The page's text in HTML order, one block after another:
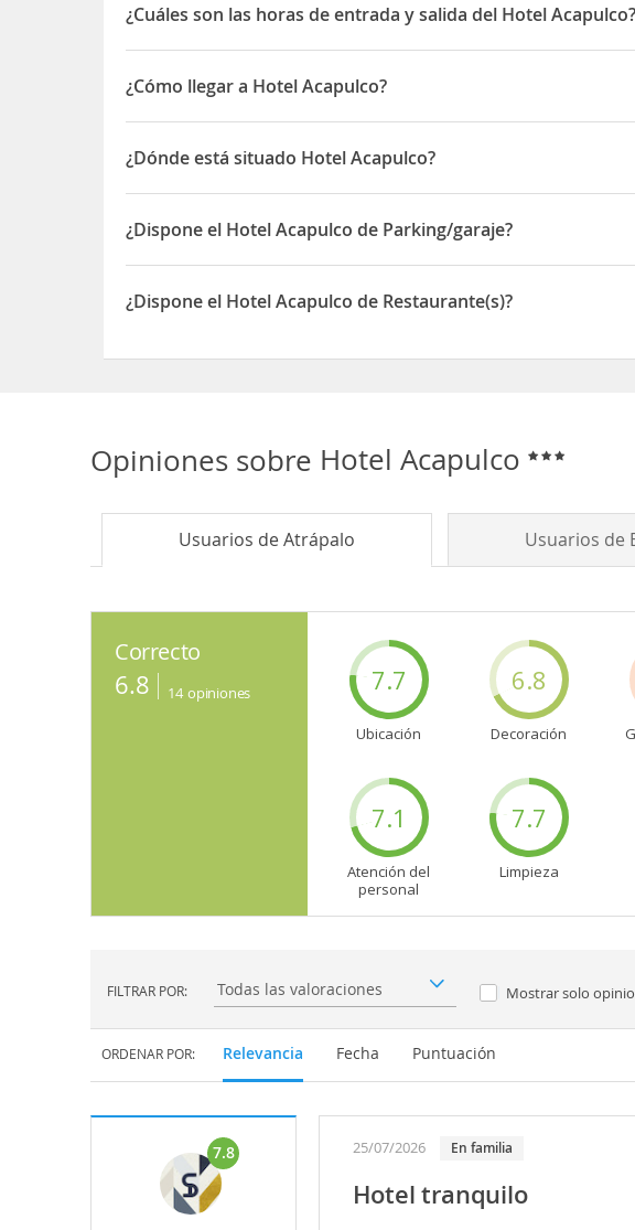
¿Cuáles son las horas de entrada y salida del Hotel Acapulco?
La entrada a Hotel Acapulco es a partir de las 14:00 horas y la
¿Cómo llegar a Hotel Acapulco?
Está a sólo 2 Km delClub Náutico de Benidorm, a 10 minutos en
Marino Mundomar
. El casino está a 6 Km del hospedaje y el
¿Dónde está situado Hotel Acapulco?
El Hotel Acapulco está situado en Ricardo Bayona 7
¿Dispone el Hotel Acapulco de Parking/garaje?
Sí, el Hotel Acapulco dispone de Parking/garaje
¿Dispone el Hotel Acapulco de Restaurante(s)?
Opiniones sobre Hotel Acapulco
Usuarios deAtrápalo Usuarios de
Correcto
6.8 14 opiniones 7.7
Ubicación
6.8
Decoración
7.1
Atención del
personal
7.7
Limpieza
FILTRAR POR: Filtrar por: Mostrar solo
ORDENAR POR: Relevancia Fecha Puntuación
7.8 25/07/2026 En familia
Hotel tranquilo